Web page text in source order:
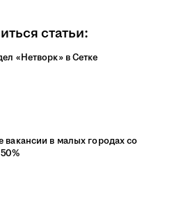
статьи:
«Нетворк» в Сетке
вакансии в малых городах со